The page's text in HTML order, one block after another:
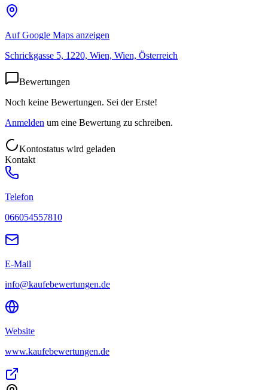
Auf Google Maps anzeigen
Schrickgasse 5, 1220, Wien, Wien, Österreich
Bewertungen
Noch keine Bewertungen. Sei der Erste!
Anmelden um eine Bewertung zu schreiben.
Kontostatus wird geladen
Kontakt
Telefon
066054557810
E-Mail
info@kaufebewertungen.de
Website
www.kaufebewertungen.de